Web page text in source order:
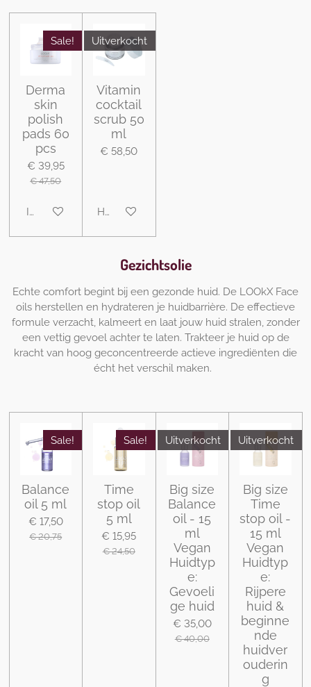
Sale!
Derma
skin
polish
pads 60
pcs
€ 39,95
€ 47,50
In winkelwagen
Uitverkocht
Vitamin
cocktail
scrub 50
ml
€ 58,50
Houd mij op de hoogte
Gezichtsolie
Echte comfort begint bij een gezonde huid. De LOOkX Face
oils herstellen en hydrateren je huidbarrière. De effectieve
formule verzacht, kalmeert en laat jouw huid stralen, zonder
een vettig gevoel achter te laten. Trakteer je huid op de
kracht van hoog geconcentreerde actieve ingrediënten die
écht het verschil maken.
Sale!
Balance
oil 5 ml
€ 17,50
€ 20,75
Sale!
Time
stop oil
5 ml
€ 15,95
€ 24,50
Uitverkocht
Big size
Balance
oil - 15
ml
Vegan
Huidtyp
e:
Gevoeli
ge huid
€ 35,00
€ 40,00
Uitverkocht
Big size
Time
stop oil -
15 ml
Vegan
Huidtyp
e:
Rijpere
huid &
beginne
nde
huidver
ouderin
g